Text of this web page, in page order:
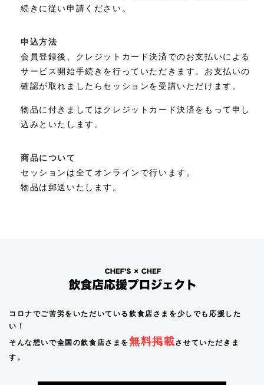
続きに従い申請ください。
申込方法
会員登録後、クレジットカード決済でのお支払いによる
サービス開始手続きを行っていただきます。お支払いの
確認が取れましたらセッションを受講いただけます。
物品に付きましてはクレジットカード決済をもって申し
込みといたします。
商品について
セッションは全てオンラインで行います。
物品は郵送いたします。
コロナでご苦労をいただいている飲食店さまを少しでも応援した
い！
そんな想いで全国の飲食店さまを無料掲載させていただきま
す。